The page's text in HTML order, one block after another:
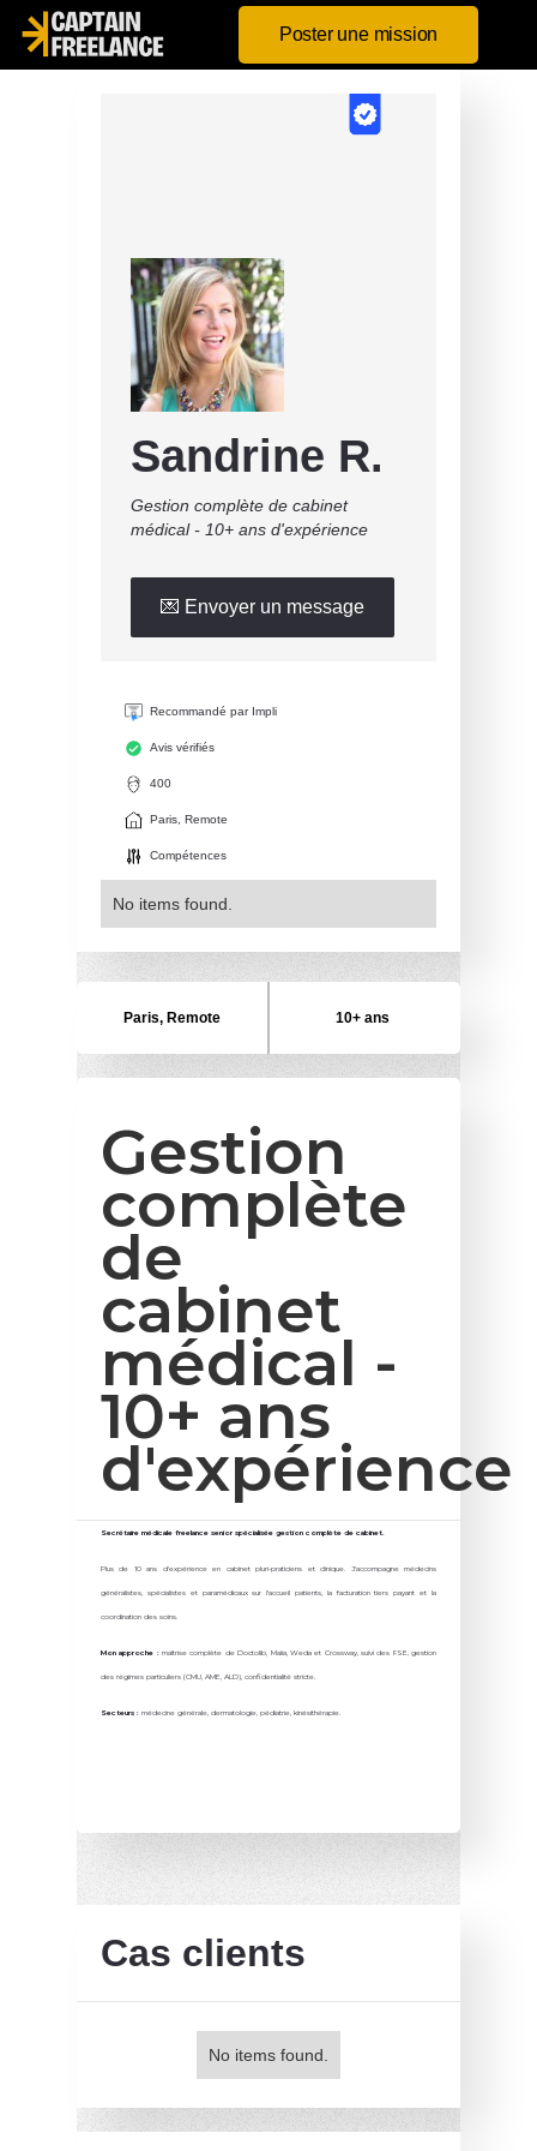
Poster une mission
Sandrine R.
Gestion complète de cabinet
médical - 10+ ans d'expérience
💌 Envoyer un message
Recommandé par Impli
Avis vérifiés
400
Paris, Remote
Compétences
No items found.
Paris, Remote 10+ ans
Gestion
complète
de
cabinet
médical -
10+ ans
d'expérience
Secrétaire médicale freelance senior spécialisée gestion complète de cabinet.
Plus de 10 ans d'expérience en cabinet pluri-praticiens et clinique. J'accompagne médecins
généralistes, spécialistes et paramédicaux sur l'accueil patients, la facturation tiers payant et la
coordination des soins.
Mon approche :maîtrise complète de Doctolib, Maiia, Weda et Crossway, suivi des FSE, gestion
des régimes particuliers (CMU, AME, ALD), confidentialité stricte.
Secteurs : médecine générale, dermatologie, pédiatrie, kinésithérapie.
Cas clients
No items found.